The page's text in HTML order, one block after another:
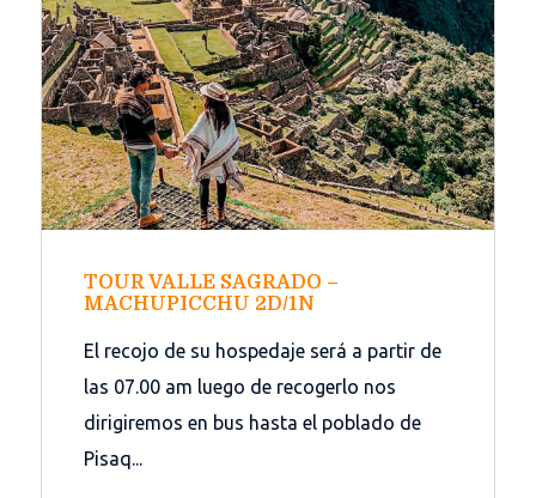
TOUR VALLE SAGRADO –
MACHUPICCHU 2D/1N
El recojo de su hospedaje será a partir de
las 07.00 am luego de recogerlo nos
dirigiremos en bus hasta el poblado de
Pisaq...